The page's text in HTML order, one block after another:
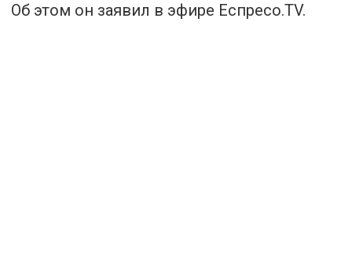
Об этом он заявил в эфире Еспресо.TV.